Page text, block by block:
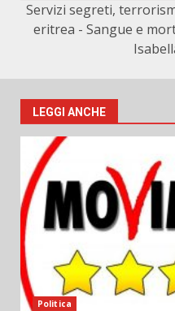
Servizi segreti,
eritrea - Sangue e
LEGGI ANCHE
Politica